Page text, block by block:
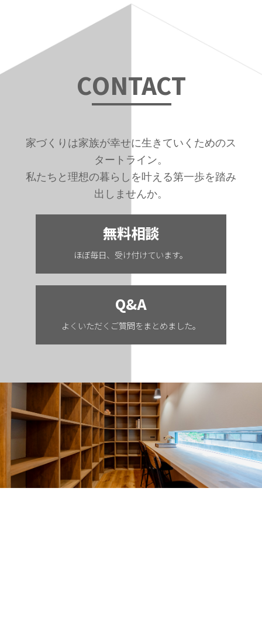
CONTACT
家づくりは家族が幸せに生きていくためのス
タートライン。
私たちと理想の暮らしを叶える第一歩を踏み
出しませんか。
無料相談
ほぼ毎日、受け付けています。
Q&A
よくいただくご質問をまとめました。